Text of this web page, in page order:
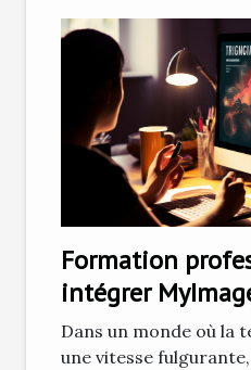
Formation
intégrer
cursus de
Dans un monde où la
une vitesse